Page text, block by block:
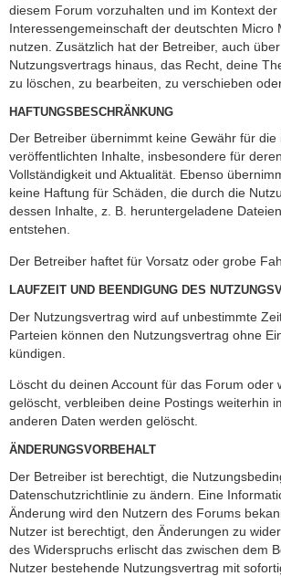
diesem Forum vorzuhalten und im Kontext der
Interessengemeinschaft der deutschten Micro
nutzen. Zusätzlich hat der Betreiber, auch
Nutzungsvertrags hinaus, das Recht, deine
zu löschen, zu bearbeiten, zu verschieben
HAFTUNGSBESCHRÄNKUNG
Der Betreiber übernimmt keine Gewähr für die
veröffentlichten Inhalte, insbesondere für
Vollständigkeit und Aktualität. Ebenso
keine Haftung für Schäden, die durch die
dessen Inhalte, z. B. heruntergeladene
entstehen.
Der Betreiber haftet für Vorsatz oder grobe
LAUFZEIT UND BEENDIGUNG DES
Der Nutzungsvertrag wird auf unbestimmte
Parteien können den Nutzungsvertrag ohne
kündigen.
Löscht du deinen Account für das Forum oder
gelöscht, verbleiben deine Postings weiterhin
anderen Daten werden gelöscht.
ÄNDERUNGSVORBEHALT
Der Betreiber ist berechtigt, die
Datenschutzrichtlinie zu ändern. Eine
Änderung wird den Nutzern des Forums
Nutzer ist berechtigt, den Änderungen zu
des Widerspruchs erlischt das zwischen dem
Nutzer bestehende Nutzungsvertrag mit